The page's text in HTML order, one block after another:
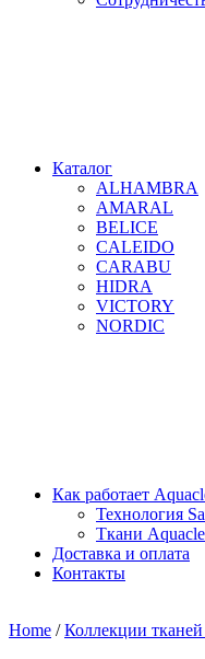
Каталог
ALHAMBRA
AMARAL
BELICE
CALEIDO
CARABU
HIDRA
VICTORY
NORDIC
Как работает
Технология
Ткани
Доставка и оплата
Контакты
Home /Коллекции